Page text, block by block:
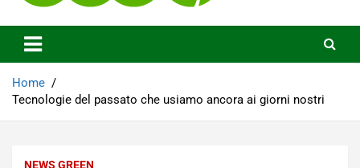
Ecoo.it
Home
Tecnologie del passato che usiamo ancora ai giorni nostri
NEWS GREEN